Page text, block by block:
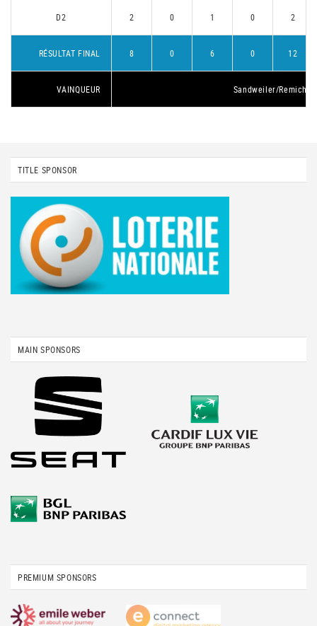
D2 2 0 1 0 2
RÉSULTAT FINAL 8 0 6 0 12
VAINQUEUR Sandweiler/Remich 1
TITLE SPONSOR
MAIN SPONSORS
PREMIUM SPONSORS